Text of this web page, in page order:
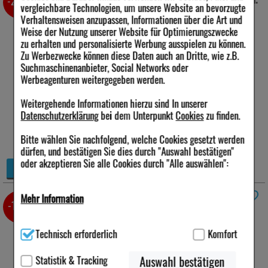
vergleichbare Technologien, um unsere Website an bevorzugte
Verhaltensweisen anzupassen, Informationen über die Art und
Weise der Nutzung unserer Website für Optimierungszwecke
zu erhalten und personalisierte Werbung ausspielen zu können.
Zu Werbezwecke können diese Daten auch an Dritte, wie z.B.
Suchmaschinenanbieter, Social Networks oder
Werbeagenturen weitergegeben werden.
Weitergehende Informationen hierzu sind In unserer
Datenschutzerklärungbei dem UnterpunktCookieszu finden.
Bitte wählen Sie nachfolgend, welche Cookies gesetzt werden
dürfen, und bestätigen Sie dies durch "Auswahl bestätigen"
oder akzeptieren Sie alle Cookies durch "Alle auswählen":
Mehr Information
für die Grundfunktionen unserer Website notwendig sind (z.B.
Navigation, Warenkorb, Kundenkonto), weshalb auf diese nicht
verzichtet werden kann.
Technisch erforderlich
Komfort
Statistik & Tracking
Auswahl bestätigen
400 ml
Anbieter: Bayer Vital
GmbH
Menge: 400ml
Darreichungsform: Lotion
PZN: 01627669
16,17 €
UVP: 20,69 €³
inkl. MwSt zzgl. Versand
sofort lieferbar
+
Details
Anbieter:
400ml
-12%